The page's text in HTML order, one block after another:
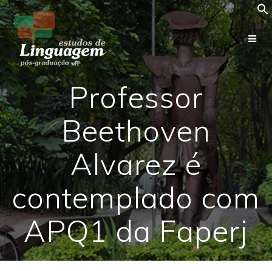
Skip
content
Professor
Beethoven
Alvarez é
contemplado com
APQ1 da Faperj